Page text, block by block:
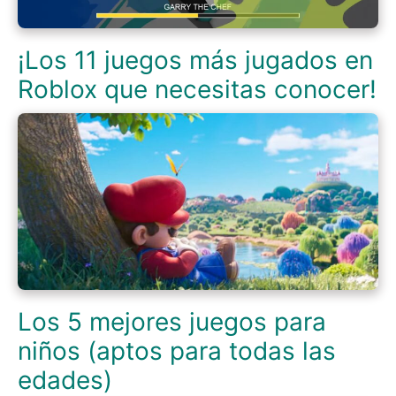
¡Los 11 juegos más jugados en
Roblox que necesitas conocer!
Los 5 mejores juegos para
niños (aptos para todas las
edades)